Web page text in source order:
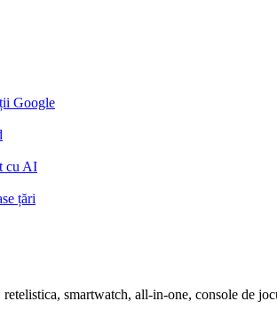
Google
cu AI
țări
smartwatch, all-in-one, console de